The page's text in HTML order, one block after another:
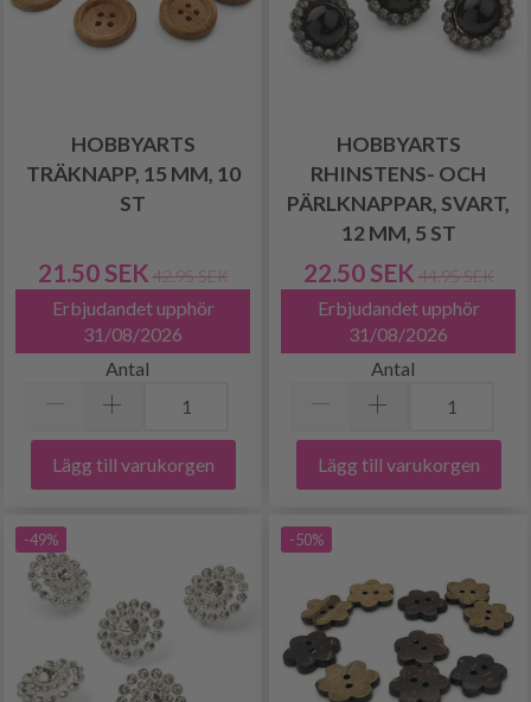
HOBBYARTS
TRÄKNAPP, 15 MM, 10
ST
21.50 SEK 42.95 SEK
Erbjudandet upphör
31/08/2026
Antal
Lägg till varukorgen
HOBBYARTS
RHINSTENS- OCH
PÄRLKNAPPAR, SVART,
12 MM, 5 ST
22.50 SEK 44.95 SEK
Erbjudandet upphör
31/08/2026
Antal
Lägg till varukorgen
-49% -50%